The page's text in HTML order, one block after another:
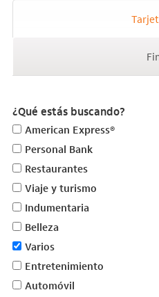
¿Qué estás buscando?
American Express®
Personal Bank
Restaurantes
Viaje y turismo
Indumentaria
Belleza
Varios
Entretenimiento
Automóvil